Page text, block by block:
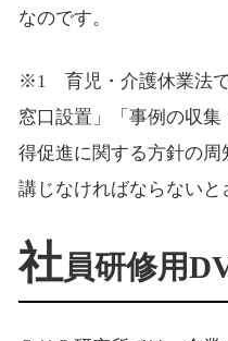
なのです。
※1 育児・介護休業法
窓口設置」「事例の収
得促進に関する方針の
講じなければならないと
社員研修用